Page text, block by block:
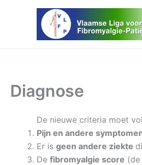
inhoud
Diagnose
De nieuwe criteria moet
Pijn en andere
Er is geen andere ziekte
De fibromyalgie score